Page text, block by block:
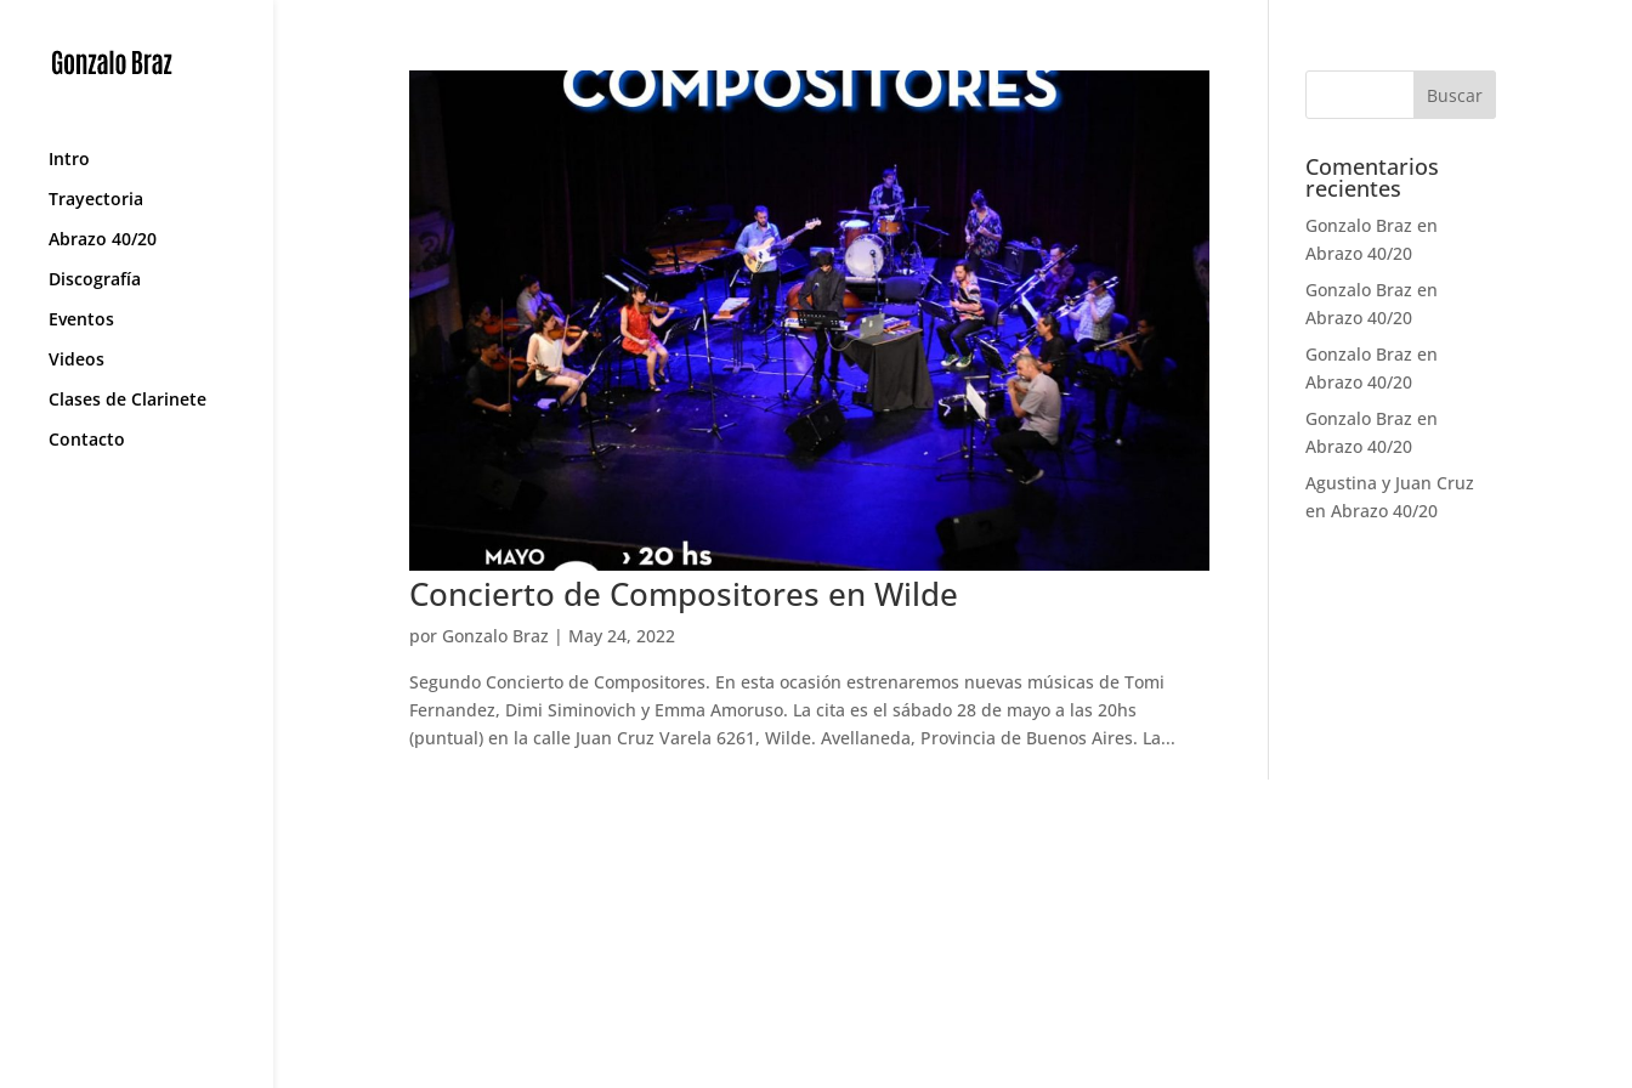
Intro
Trayectoria
Abrazo 40/20
Discografía
Eventos
Videos
Clases de Clarinete
Contacto
Concierto de Compositores en Wilde
por Gonzalo Braz | May 24, 2022
Segundo Concierto de Compositores. En esta ocasión estrenaremos nuevas músicas de Tomi
Fernandez, Dimi Siminovich y Emma Amoruso. La cita es el sábado 28 de mayo a las 20hs
(puntual) en la calle Juan Cruz Varela 6261, Wilde. Avellaneda, Provincia de Buenos Aires. La...
Comentarios
recientes
Gonzalo Braz en
Abrazo 40/20
Gonzalo Braz en
Abrazo 40/20
Gonzalo Braz en
Abrazo 40/20
Gonzalo Braz en
Abrazo 40/20
Agustina y Juan Cruz
enAbrazo 40/20